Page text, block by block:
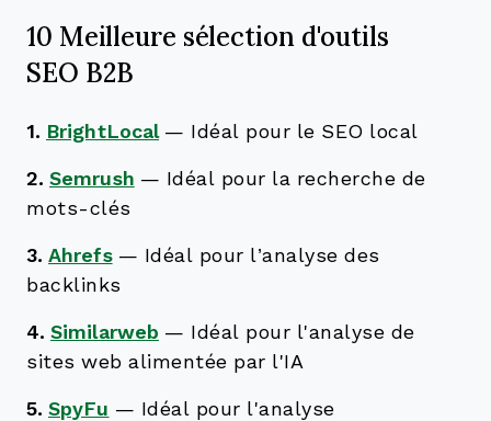
10 Meilleure sélection d'outils
SEO B2B
1. BrightLocal — Idéal pour le SEO local
2. Semrush — Idéal pour la recherche de
mots-clés
3. Ahrefs — Idéal pour l’analyse des
backlinks
4. Similarweb — Idéal pour l'analyse de
sites web alimentée par l'IA
5. SpyFu — Idéal pour l'analyse